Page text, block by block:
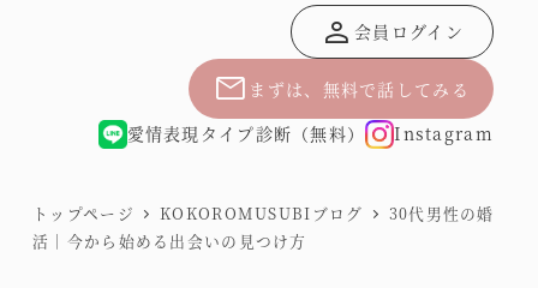
person 会員ログイン
mail まずは、無料で話してみる
愛情表現タイプ診断（無料）
Instagram
トップページ KOKOROMUSUBIブログ
30代男性の婚
活｜今から始める出会いの見つけ方